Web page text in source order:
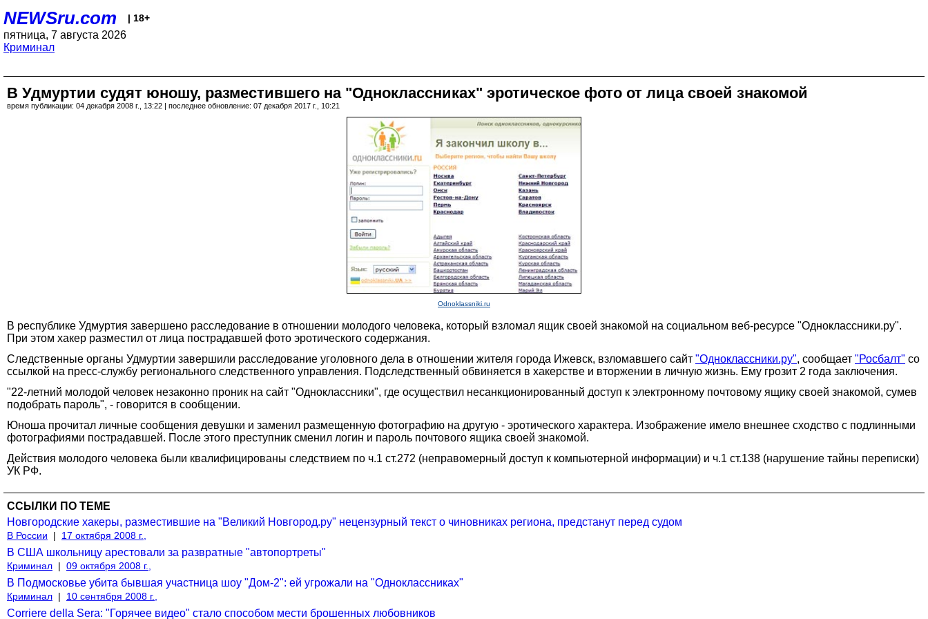
NEWSru.com | 18+
пятница, 7 августа 2026
Криминал
В Удмуртии судят юношу, разместившего на "Одноклассниках" эротическое фото от лица своей знакомой
время публикации: 04 декабря 2008 г., 13:22 | последнее обновление: 07 декабря 2017 г., 10:21
Odnoklassniki.ru
В республике Удмуртия завершено расследование в отношении молодого человека, который взломал ящик своей знакомой на социальном веб-ресурсе "Одноклассники.ру".
При этом хакер разместил от лица пострадавшей фото эротического содержания.
Следственные органы Удмуртии завершили расследование уголовного дела в отношении жителя города Ижевск, взломавшего сайт "Одноклассники.ру", сообщает "Росбалт" со
ссылкой на пресс-службу регионального следственного управления. Подследственный обвиняется в хакерстве и вторжении в личную жизнь. Ему грозит 2 года заключения.
"22-летний молодой человек незаконно проник на сайт "Одноклассники", где осуществил несанкционированный доступ к электронному почтовому ящику своей знакомой, сумев
подобрать пароль", - говорится в сообщении.
Юноша прочитал личные сообщения девушки и заменил размещенную фотографию на другую - эротического характера. Изображение имело внешнее сходство с подлинными
фотографиями пострадавшей. После этого преступник сменил логин и пароль почтового ящика своей знакомой.
Действия молодого человека были квалифицированы следствием по ч.1 ст.272 (неправомерный доступ к компьютерной информации) и ч.1 ст.138 (нарушение тайны переписки)
УК РФ.
ССЫЛКИ ПО ТЕМЕ
Новгородские хакеры, разместившие на "Великий Hовгород.ру" нецензурный текст о чиновниках региона, предстанут перед судом
В России | 17 октября 2008 г.,
В США школьницу арестовали за развратные "автопортреты"
Криминал | 09 октября 2008 г.,
В Подмосковье убита бывшая участница шоу "Дом-2": ей угрожали на "Одноклассниках"
Криминал | 10 сентября 2008 г.,
Corriere della Sera: "Горячее видео" стало способом мести брошенных любовников